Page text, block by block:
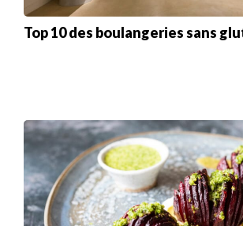
Top 10 des boulangeries sans